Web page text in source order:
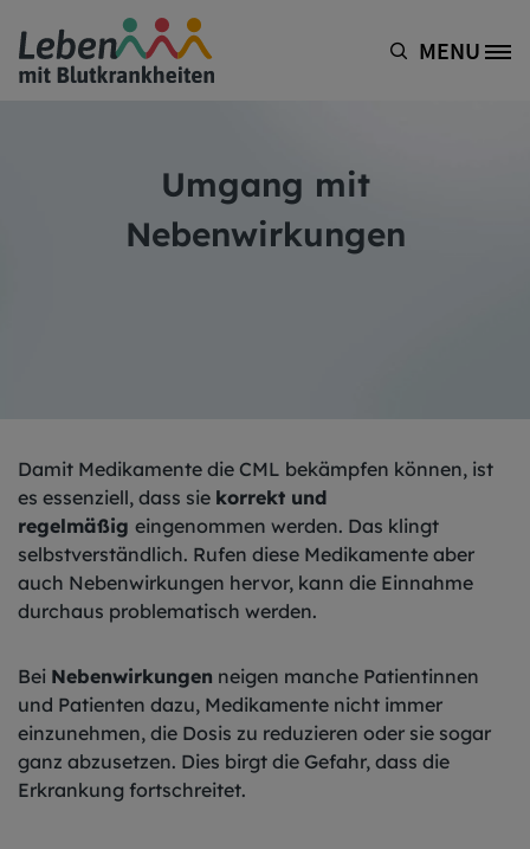
Site Logo MENU
Umgang mit
Nebenwirkungen
Damit Medikamente die CML bekämpfen können, ist
es essenziell, dass sie korrekt und
regelmäßig eingenommen werden. Das klingt
selbstverständlich. Rufen diese Medikamente aber
auch Nebenwirkungen hervor, kann die Einnahme
durchaus problematisch werden.
Bei Nebenwirkungen neigen manche Patientinnen
und Patienten dazu, Medikamente nicht immer
einzunehmen, die Dosis zu reduzieren oder sie sogar
ganz abzusetzen. Dies birgt die Gefahr, dass die
Erkrankung fortschreitet.